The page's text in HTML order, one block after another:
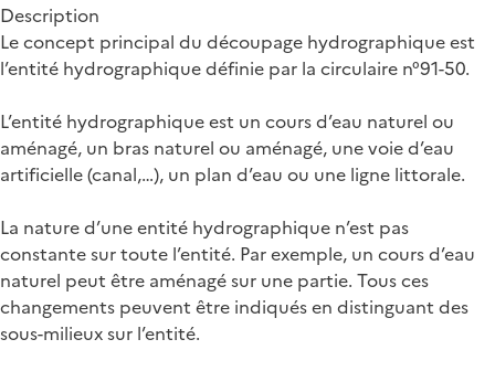
Description
Le concept principal du découpage hydrographique est
l’entité hydrographique définie par la circulaire n°91-50.
L’entité hydrographique est un cours d’eau naturel ou
aménagé, un bras naturel ou aménagé, une voie d’eau
artificielle (canal,…), un plan d’eau ou une ligne littorale.
La nature d’une entité hydrographique n’est pas
constante sur toute l’entité. Par exemple, un cours d’eau
naturel peut être aménagé sur une partie. Tous ces
changements peuvent être indiqués en distinguant des
sous-milieux sur l’entité.